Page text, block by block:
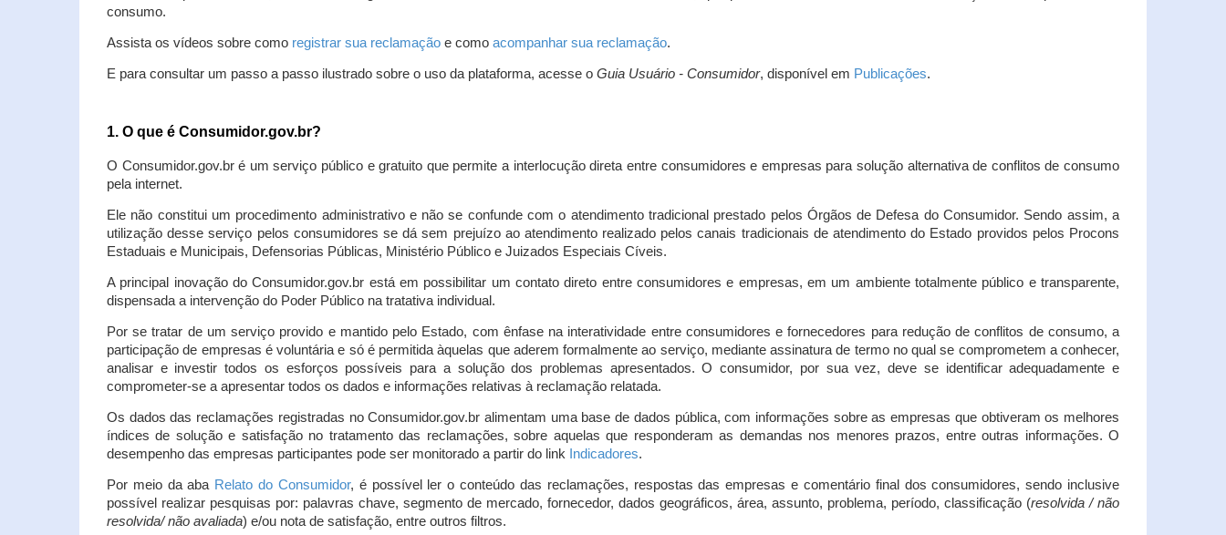
consumo.
Assista os vídeos sobre como registrar sua reclamação e como acompanhar sua reclamação.
E para consultar um passo a passo ilustrado sobre o uso da plataforma, acesse o Guia Usuário - Consumidor, disponível em Publicações.
1. O que é Consumidor.gov.br?
O Consumidor.gov.br é um serviço público e gratuito que permite a interlocução direta entre consumidores e empresas para solução alternativa de conflitos de consumo
pela internet.
Ele não constitui um procedimento administrativo e não se confunde com o atendimento tradicional prestado pelos Órgãos de Defesa do Consumidor. Sendo assim, a
utilização desse serviço pelos consumidores se dá sem prejuízo ao atendimento realizado pelos canais tradicionais de atendimento do Estado providos pelos Procons
Estaduais e Municipais, Defensorias Públicas, Ministério Público e Juizados Especiais Cíveis.
A principal inovação do Consumidor.gov.br está em possibilitar um contato direto entre consumidores e empresas, em um ambiente totalmente público e transparente,
dispensada a intervenção do Poder Público na tratativa individual.
Por se tratar de um serviço provido e mantido pelo Estado, com ênfase na interatividade entre consumidores e fornecedores para redução de conflitos de consumo, a
participação de empresas é voluntária e só é permitida àquelas que aderem formalmente ao serviço, mediante assinatura de termo no qual se comprometem a conhecer,
analisar e investir todos os esforços possíveis para a solução dos problemas apresentados. O consumidor, por sua vez, deve se identificar adequadamente e
comprometer-se a apresentar todos os dados e informações relativas à reclamação relatada.
Os dados das reclamações registradas no Consumidor.gov.br alimentam uma base de dados pública, com informações sobre as empresas que obtiveram os melhores
índices de solução e satisfação no tratamento das reclamações, sobre aquelas que responderam as demandas nos menores prazos, entre outras informações. O
desempenho das empresas participantes pode ser monitorado a partir do link
Indicadores.
Por meio da aba Relato do Consumidor, é possível ler o conteúdo das reclamações, respostas das empresas e comentário final dos consumidores, sendo inclusive
possível realizar pesquisas por: palavras chave, segmento de mercado, fornecedor, dados geográficos, área, assunto, problema, período, classificação (resolvida / não
resolvida/ não avaliada) e/ou nota de satisfação, entre outros filtros.